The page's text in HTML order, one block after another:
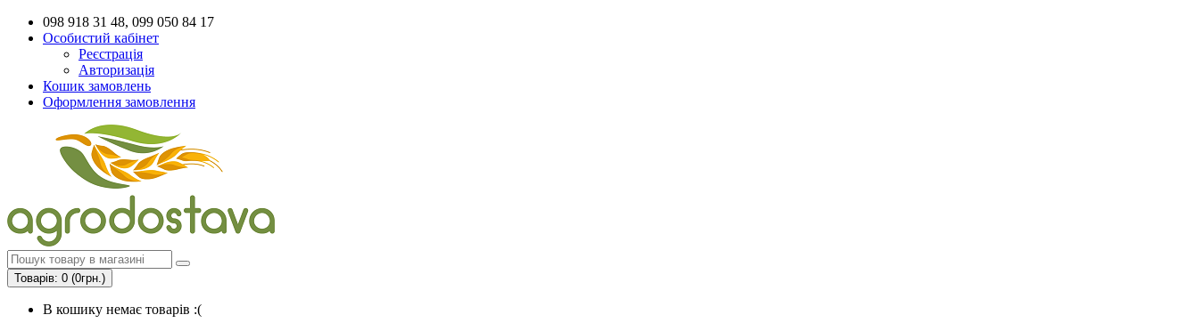
098 918 31 48, 099 050 84 17
Особистий кабінет
Реєстрація
Авторизація
Кошик замовлень
Оформлення замовлення
Товарів: 0 (0грн.)
В кошику немає товарів :(